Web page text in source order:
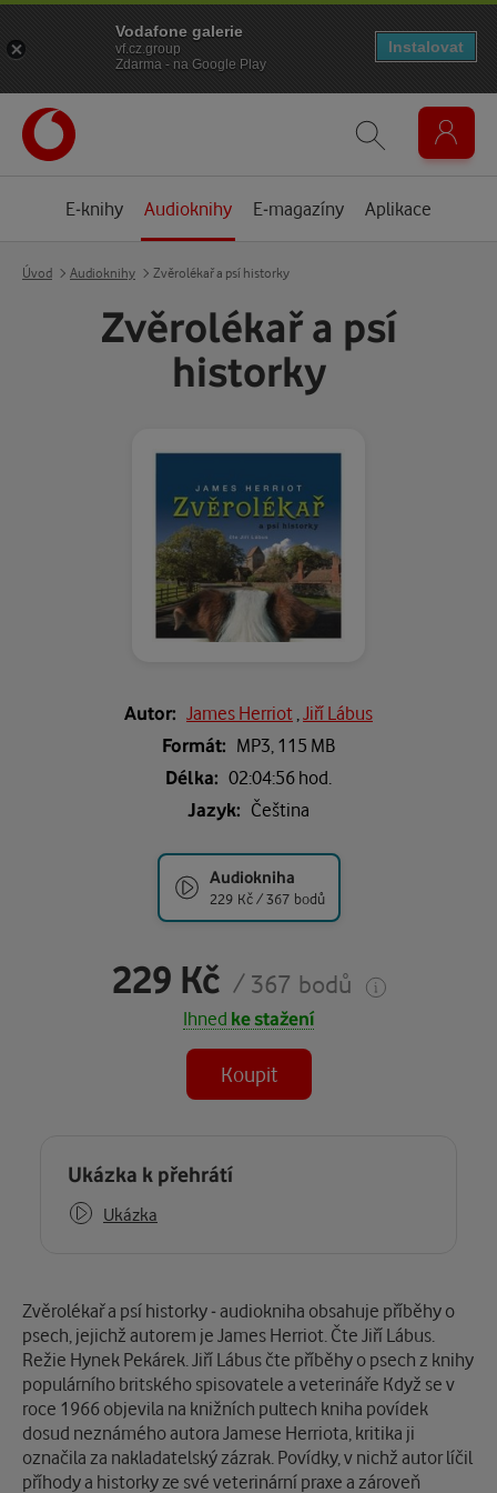
E-knihy Audioknihy E-magazíny Aplikace
Úvod Audioknihy Zvěrolékař a psí historky
Zvěrolékař a psí
historky
Autor: James Herriot Jiří Lábus
Formát: MP3, 115 MB
Délka: 02:04:56 hod.
Jazyk: Čeština
Audiokniha
229 Kč / 367 bodů
229 Kč / 367 bodů
Ihned ke stažení
Koupit
Ukázka k přehrátí
Ukázka
Popis
Zvěrolékař a psí historky - audiokniha obsahuje příběhy o
psech, jejichž autorem je James Herriot. Čte Jiří Lábus.
Režie Hynek Pekárek. Jiří Lábus čte příběhy o psech z knihy
populárního britského spisovatele a veterináře Když se v
roce 1966 objevila na knižních pultech kniha povídek
dosud neznámého autora Jamese Herriota, kritika ji
označila za nakladatelský zázrak. Povídky, v nichž autor líčil
příhody a historky ze své veterinární praxe a zároveň
Vodafone galerie
vf.cz.group
Zdarma - na Google Play
Instalovat